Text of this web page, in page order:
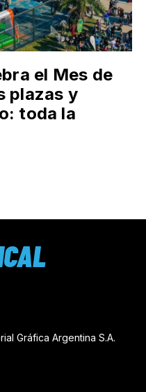
el Mes de
plazas y
toda la
Gráfica Argentina S.A.